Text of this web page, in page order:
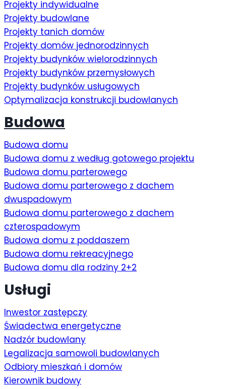
Projekty indywidualne
Projekty budowlane
Projekty tanich domów
Projekty domów jednorodzinnych
Projekty budynków wielorodzinnych
Projekty budynków przemysłowych
Projekty budynków usługowych
Optymalizacja konstrukcji budowlanych
Budowa
Budowa domu
Budowa domu z według gotowego projektu
Budowa domu parterowego
Budowa domu parterowego z dachem
dwuspadowym
Budowa domu parterowego z dachem
czterospadowym
Budowa domu z poddaszem
Budowa domu rekreacyjnego
Budowa domu dla rodziny 2+2
Usługi
Inwestor zastępczy
Świadectwa energetyczne
Nadzór budowlany
Legalizacja samowoli budowlanych
Odbiory mieszkań i domów
Kierownik budowy